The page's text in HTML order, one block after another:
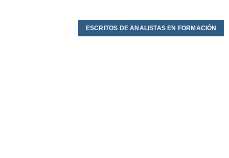
ESCRITOS DE ANALISTAS EN FORMACIÓN